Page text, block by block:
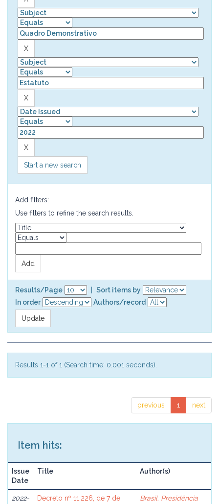
Start a new search
Add filters:
Use filters to refine the search results.
Results/Page
Sort items by
In order
Authors/record
Results 1-1 of 1 (Search time: 0.001 seconds).
previous 1 next
Item hits:
Issue
Date
Title Author(s)
2022-
Decreto nº 11.226, de 7 de
Brasil. Presidência